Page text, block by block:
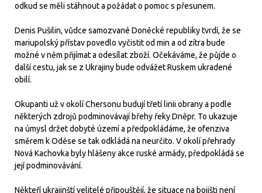
odkud se měli stáhnout a požádat o pomoc s přesunem.
Denis Pušilin, vůdce samozvané Doněcké republiky tvrdí, že se
mariupolský přístav povedlo vyčistit od min a od zítra bude
možné v něm přijímat a odesílat zboží. Očekáváme, že půjde o
další cestu, jak se z Ukrajiny bude odvážet Ruskem ukradené
obilí.
Okupanti už v okolí Chersonu budují třetí linii obrany a podle
některých zdrojů podminovávají břehy řeky Dněpr. To ukazuje
na úmysl držet dobyté území a předpokládáme, že ofenziva
směrem k Oděse se tak odkládá na neurčito. V okolí přehrady
Nová Kachovka byly hlášeny akce ruské armády, předpokládá se
její podminovávání.
Někteří ukrajinští velitelé připouštějí, že situace na bojišti není